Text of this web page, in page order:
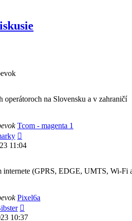
operátoroch na Slovensku a v zahraničí
Tcom - magenta 1
posledný
11:04
internete (GPRS, EDGE, UMTS, Wi-Fi
Pixel6a
posledný
10:37